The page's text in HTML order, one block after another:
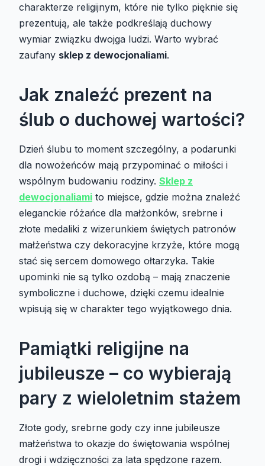
charakterze religijnym, które nie tylko pięknie się
prezentują, ale także podkreślają duchowy
wymiar związku dwojga ludzi. Warto wybrać
zaufany sklep z dewocjonaliami.
Jak znaleźć prezent na
ślub o duchowej wartości?
Dzień ślubu to moment szczególny, a podarunki
dla nowożeńców mają przypominać o miłości i
wspólnym budowaniu rodziny. Sklep z
dewocjonaliami to miejsce, gdzie można znaleźć
eleganckie różańce dla małżonków, srebrne i
złote medaliki z wizerunkiem świętych patronów
małżeństwa czy dekoracyjne krzyże, które mogą
stać się sercem domowego ołtarzyka. Takie
upominki nie są tylko ozdobą – mają znaczenie
symboliczne i duchowe, dzięki czemu idealnie
wpisują się w charakter tego wyjątkowego dnia.
Pamiątki religijne na
jubileusze – co wybierają
pary z wieloletnim stażem
Złote gody, srebrne gody czy inne jubileusze
małżeństwa to okazje do świętowania wspólnej
drogi i wdzięczności za lata spędzone razem.